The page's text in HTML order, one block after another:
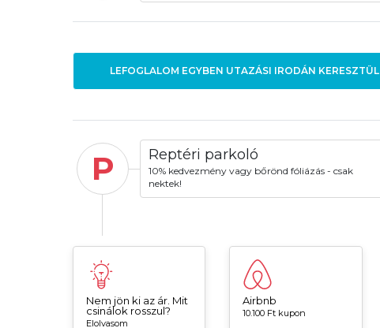
LEFOGLALOM EGYBEN UTAZÁSI IRODÁN KERESZTÜL
P Reptéri parkoló
10% kedvezmény vagy bőrönd fóliázás - csak
nektek!
Nem jön ki az ár. Mit
csinálok rosszul?
Elolvasom
Airbnb
10.100 Ft kupon